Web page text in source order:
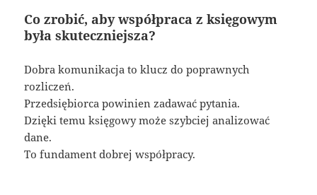
Co zrobić, aby współpraca z księgowym
była skuteczniejsza?
Dobra komunikacja to klucz do poprawnych
rozliczeń.
Przedsiębiorca powinien zadawać pytania.
Dzięki temu księgowy może szybciej analizować
dane.
To fundament dobrej współpracy.